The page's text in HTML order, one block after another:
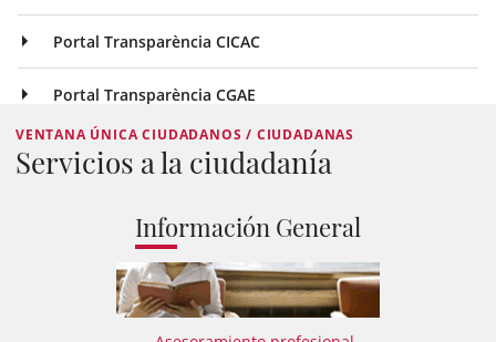
Portal Transparència CICAC
Portal Transparència CGAE
VENTANA ÚNICA CIUDADANOS / CIUDADANAS
Servicios a la ciudadanía
Información General